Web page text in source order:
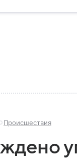
Происшествия